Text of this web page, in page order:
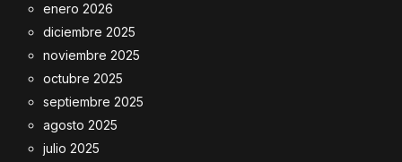
enero 2026
diciembre 2025
noviembre 2025
octubre 2025
septiembre 2025
agosto 2025
julio 2025